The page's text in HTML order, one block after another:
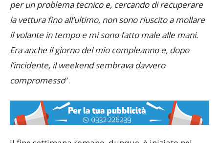
la vettura fino all’ultimo, non sono riuscito a mollare
il volante in tempo e mi sono fatto male alle mani.
Era anche il giorno del mio compleanno e, dopo
l’incidente, il weekend sembrava davvero
compromesso”.